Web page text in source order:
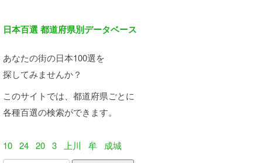
日本百選 都道府県別データベース
あなたの街の日本100選を
探してみませんか？
このサイトでは、都道府県ごとに
各種百選の検索ができます。
10 24 20 3 上川 牟 成城